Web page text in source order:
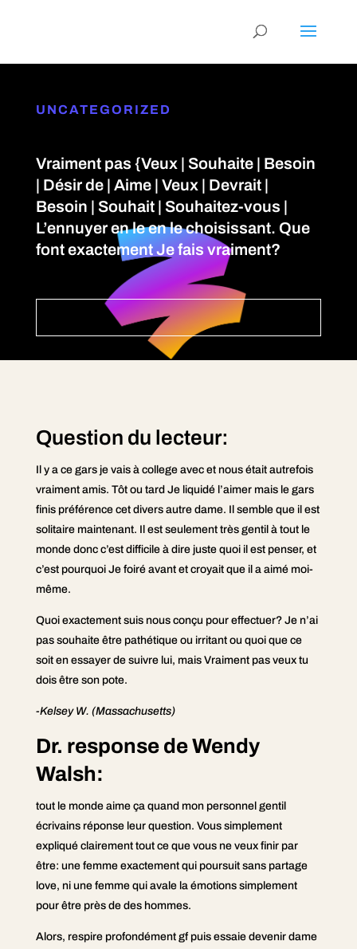
UNCATEGORIZED
Vraiment pas {Veux | Souhaite | Besoin
| Désir de | Aime | Veux | Devrait |
Besoin | Souhait | Souhaitez-vous |
L’ennuyer en le en le choisissant. Que
font exactement Je fais vraiment?
Question du lecteur:
Il y a ce gars je vais à college avec et nous était autrefois
vraiment amis. Tôt ou tard Je liquidé l’aimer mais le gars
finis préférence cet divers autre dame. Il semble que il est
solitaire maintenant. Il est seulement très gentil à tout le
monde donc c’est difficile à dire juste quoi il est penser, et
c’est pourquoi Je foiré avant et croyait que il a aimé moi-
même.
Quoi exactement suis nous conçu pour effectuer? Je n’ai
pas souhaite être pathétique ou irritant ou quoi que ce
soit en essayer de suivre lui, mais Vraiment pas veux tu
dois être son pote.
-Kelsey W. (Massachusetts)
Dr. response de Wendy
Walsh:
tout le monde aime ça quand mon personnel gentil
écrivains réponse leur question. Vous simplement
expliqué clairement tout ce que vous ne veux finir par
être: une femme exactement qui poursuit sans partage
love, ni une femme qui avale la émotions simplement
pour être près de des hommes.
Alors, respire profondément gf puis essaie devenir dame